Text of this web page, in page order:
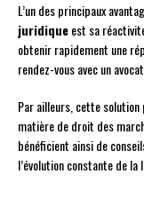
L’un des principaux
juridiqueest sa
obtenir rapidement une
rendez-vous avec un
Par ailleurs, cette solution
matière de droit des
bénéficient ainsi de
l’évolution constante de